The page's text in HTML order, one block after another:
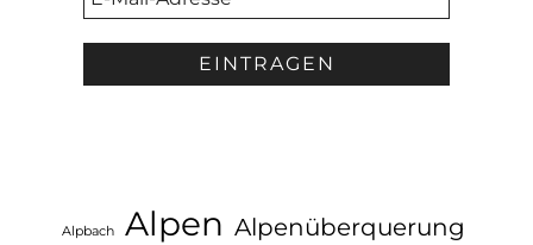
Alpbach Alpen Alpenüberquerung